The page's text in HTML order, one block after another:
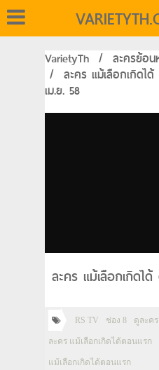
VarietyTh / ละครย้อน
/ ละคร แม้เลือกเกิดไ
เม.ย. 58
ละคร แม้เลือกเกิดไ
RS TV ช่อง 8 ดูละค
ละคร แม้เลือกเกิดได้ตอนแรก
แม้เลือกเกิดได้ตอนแรก